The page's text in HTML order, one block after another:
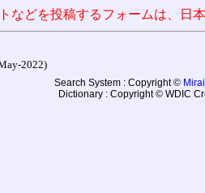
などを投稿するフォームは、日
2022)
Search System : Copyright ©
Dictionary : Copyright © WDIC